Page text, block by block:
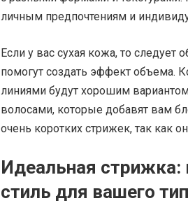
личным предпочтениям и
Если у вас сухая кожа, то следует
помогут создать эффект объема.
линиями будут хорошим
волосами, которые добавят вам
очень коротких стрижек, так как
Идеальная
стиль для вашего